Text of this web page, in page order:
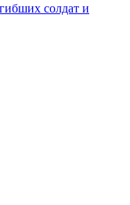
солдат и